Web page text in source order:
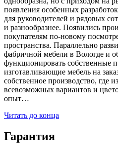
появления особенных
для руководителей и рядовых
и разнообразнее. Появились
покупателям по-новому
пространства. Параллельно
фабричной мебели в Вологде и
функционировать собственные
изготавливающие мебель на
собственное производство, где
всевозможных вариантов и
опыт…
Читать до конца
Гарантия